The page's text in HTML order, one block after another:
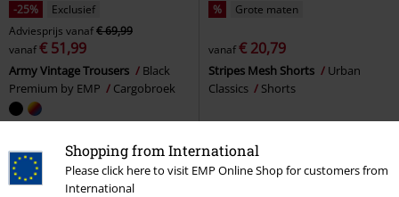
Shopping from International
Please click here to visit EMP Online Shop for customers from
International
-25%
Exclusief
Adviesprijs vanaf€ 69,99
vanaf€ 51,99
Army Vintage Trousers
Black
Premium by EMP
Cargobroek
% Grote maten
vanaf€ 20,79
Stripes Mesh Shorts
Urban
Classics
Shorts